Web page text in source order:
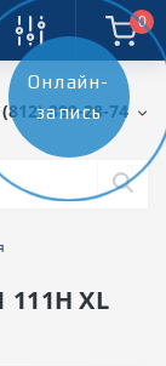
0
389-28-74
111H XL
Онлайн-
запись